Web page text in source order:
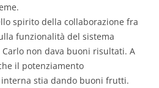
spirito della collaborazione fra
funzionalità del sistema
Carlo non dava buoni risultati. A
il potenziamento
interna stia dando buoni frutti.